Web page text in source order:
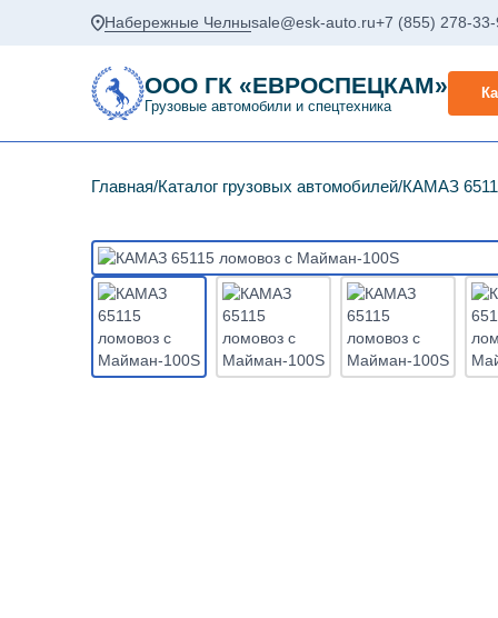
Набережные Челныsale@esk-auto.ru+7 (855) 278-33-
ООО ГК «ЕВРОСПЕЦКАМ»
Грузовые автомобили и спецтехника
Главная Каталог грузовых автомобилей КАМАЗ